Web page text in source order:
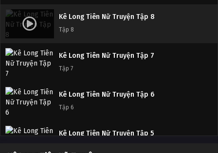
Kê Long Tiên Nữ Truyện Tập 8
Tập 8
Kê Long Tiên Nữ Truyện Tập 7
Tập 7
Kê Long Tiên Nữ Truyện Tập 6
Tập 6
Kê Long Tiên Nữ Truyện Tập 5